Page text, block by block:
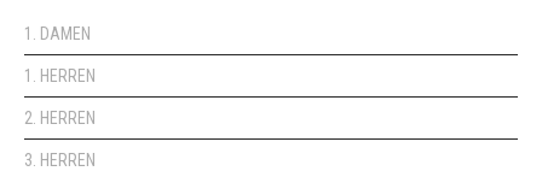
1. DAMEN
1. HERREN
2. HERREN
3. HERREN